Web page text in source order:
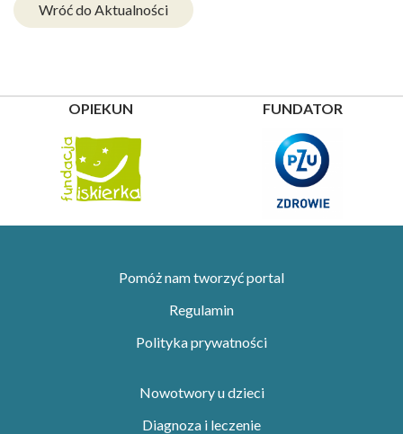
Wróć do Aktualności
OPIEKUN FUNDATOR
Pomóż nam tworzyć portal
Regulamin
Polityka prywatności
Nowotwory u dzieci
Diagnoza i leczenie